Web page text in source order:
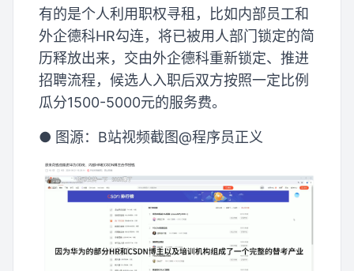
有的是个人利用职权寻租，比如内部员工和
外企德科HR勾连，将已被用人部门锁定的简
历释放出来，交由外企德科重新锁定、推进
招聘流程，候选人入职后双方按照一定比例
瓜分1500-5000元的服务费。
● 图源：B站视频截图@程序员正义